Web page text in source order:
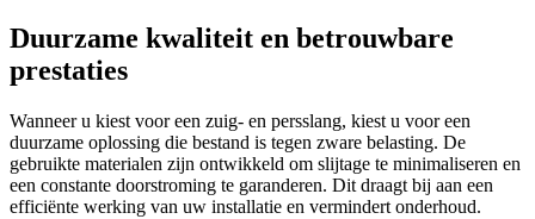
Duurzame kwaliteit en betrouwbare
prestaties
Wanneer u kiest voor een zuig- en persslang, kiest u voor een
duurzame oplossing die bestand is tegen zware belasting. De
gebruikte materialen zijn ontwikkeld om slijtage te minimaliseren en
een constante doorstroming te garanderen. Dit draagt bij aan een
efficiënte werking van uw installatie en vermindert onderhoud.